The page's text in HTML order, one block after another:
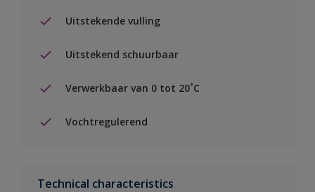
Uitstekende vulling
Uitstekend schuurbaar
Verwerkbaar van 0 tot 20˚C
Vochtregulerend
Technical characteristics